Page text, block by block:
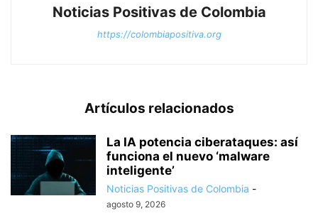
Noticias Positivas de Colombia
https://colombiapositiva.org
Artículos relacionados
La IA potencia ciberataques: así
funciona el nuevo ‘malware
inteligente’
Noticias Positivas de Colombia -
agosto 9, 2026